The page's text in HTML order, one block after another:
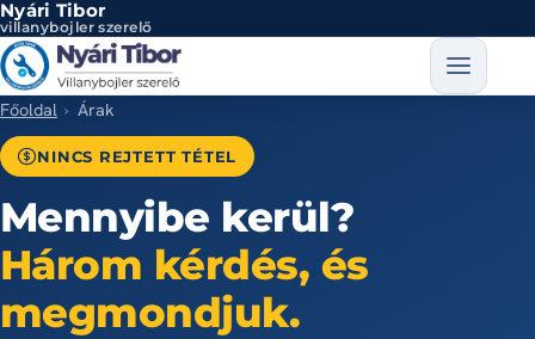
Ugrás a tartalomra
Nyári Tibor
villanybojler szerelő
Főoldal Árak
NINCS REJTETT TÉTEL
Mennyibe kerül?
Három kérdés, és
megmondjuk.